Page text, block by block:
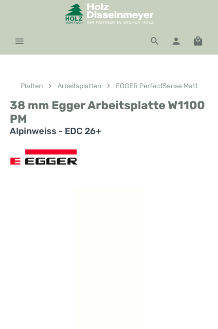
Zum Hauptinhalt springen
Platten Arbeitsplatten EGGER PerfectSense Matt
38 mm Egger Arbeitsplatte W1100
PM
Alpinweiss - EDC 26+